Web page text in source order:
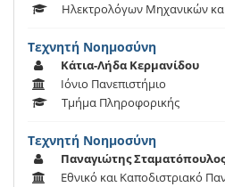
Ηλεκτρολόγων Μηχανικών
Τεχνητή Νοημοσύνη
Κάτια-Λήδα Κερμανίδου
Ιόνιο Πανεπιστήμιο
Τμήμα Πληροφορικής
Τεχνητή Νοημοσύνη
Παναγιώτης
Εθνικό και Καποδιστριακό